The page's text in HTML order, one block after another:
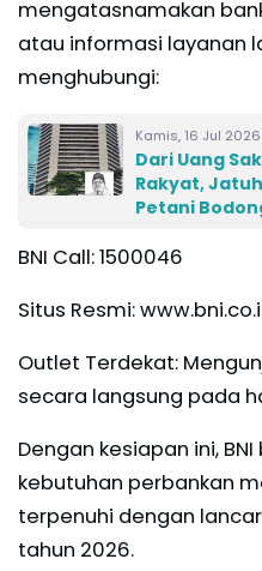
mengatasnamakan
atau informasi layanan
menghubungi:
Kamis, 16 Jul
Dari Uang
Rakyat,
Petani
BNI Call: 1500046
Situs Resmi:
Outlet Terdekat:
secara langsung pada
Dengan kesiapan ini,
kebutuhan perbankan
terpenuhi dengan
tahun 2026.